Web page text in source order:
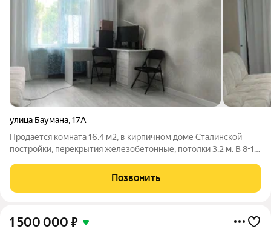
улица Баумана,17А
Продаётся комната 16.4 м2, в кирпичном доме Сталинской
постройки, перекрытия железобетонные, потолки 3.2 м. В 8-10
территорию с парковочными местами. В комнате сделан
капитальный ремонт, установлен
Позвонить
1 500 000 ₽